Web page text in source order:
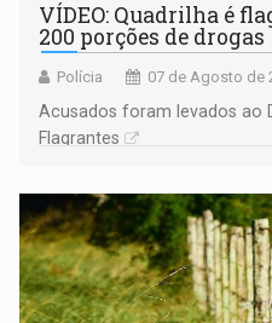
VÍDEO: Quadrilha é
200 porções de drogas
Polícia 07 de Agosto de
Acusados foram levados ao
Flagrantes